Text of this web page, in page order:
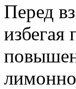
Перед